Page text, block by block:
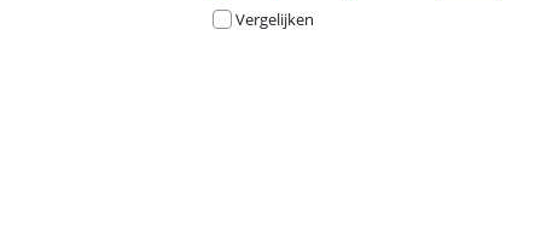
Vergelijken